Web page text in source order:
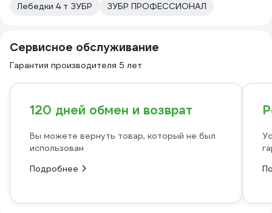
Лебедки 4 т ЗУБР
ЗУБР ПРОФЕССИОНАЛ
Сервисное обслуживание
Гарантия производителя 5 лет
120 дней обмен и возврат
Вы можете вернуть товар, который не был
использован
Подробнее